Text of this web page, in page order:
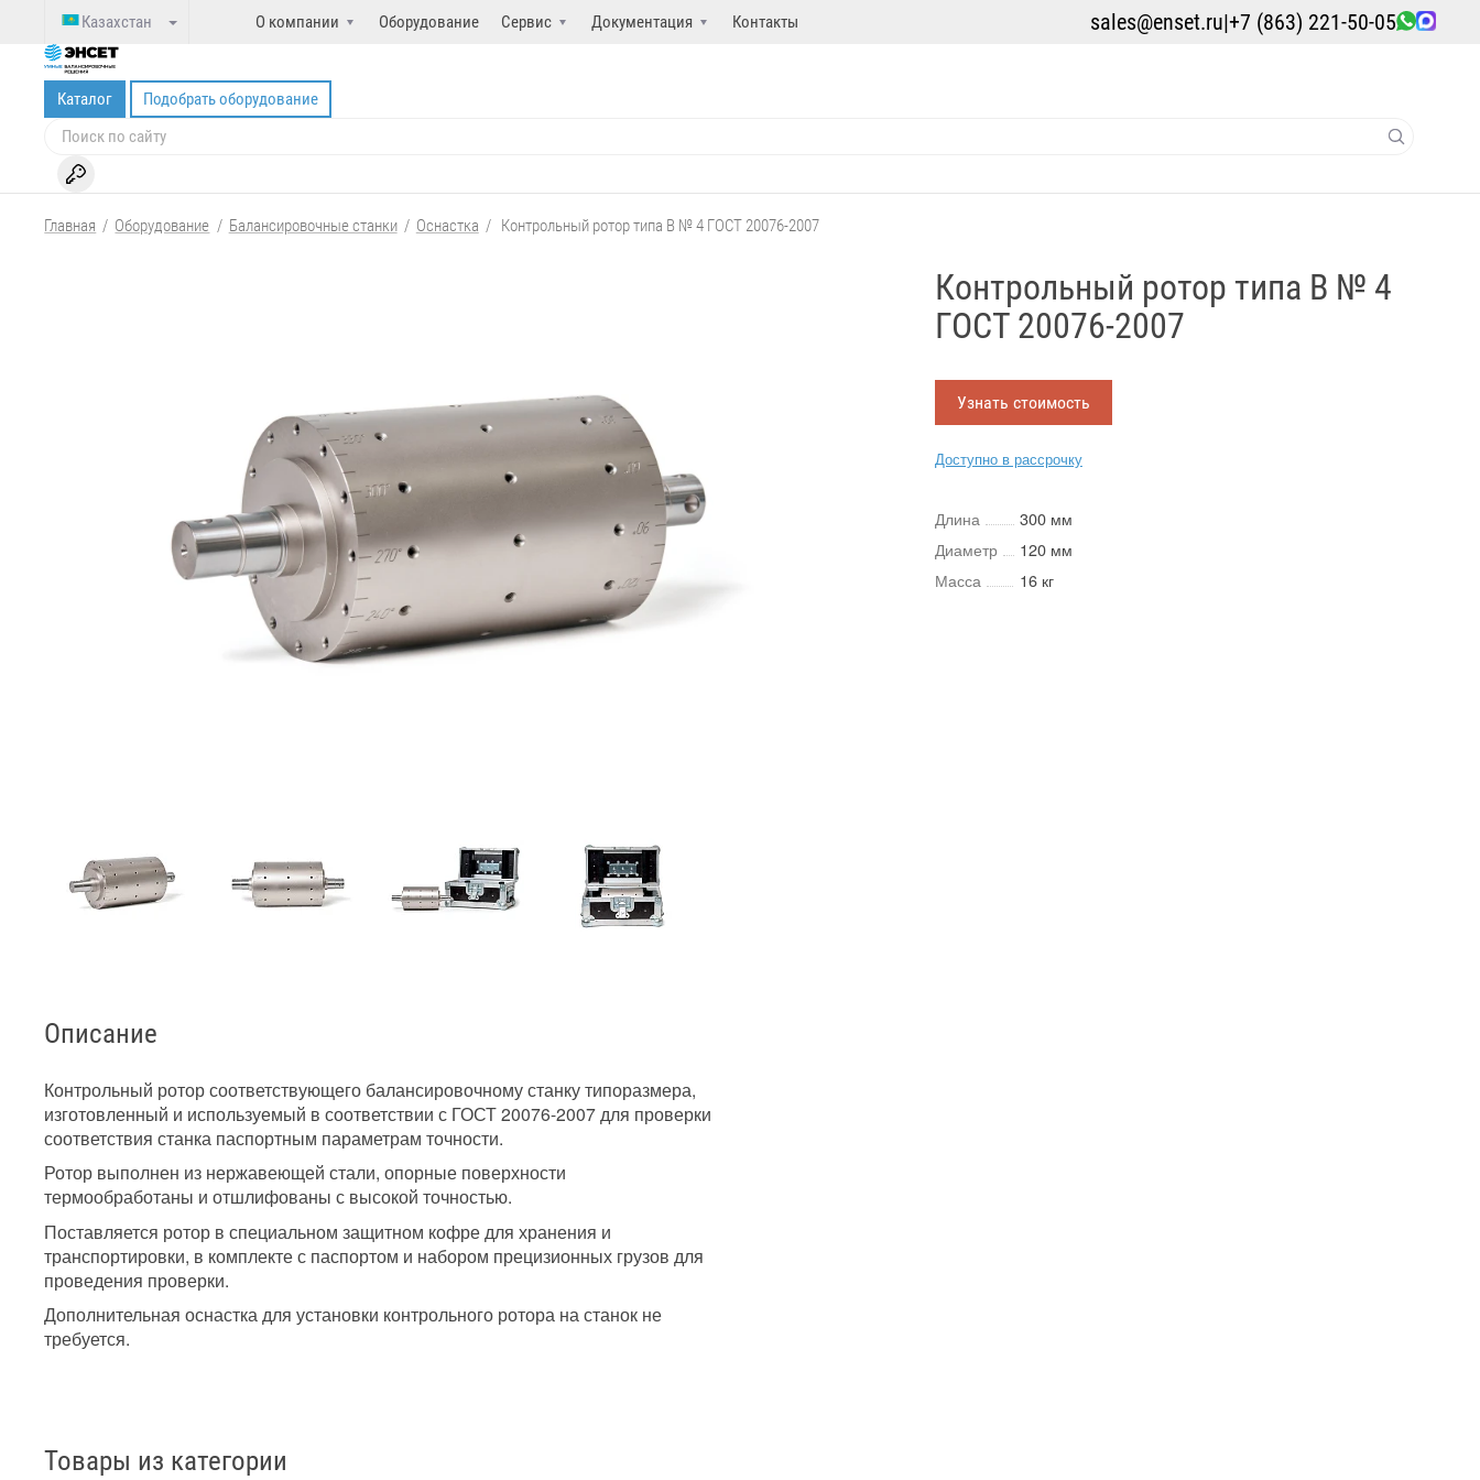
Казахстан О компании Оборудование Сервис Документация Контакты sales@enset.ru|+7 (863) 221-50-05
Каталог Подобрать оборудование
Главная / Оборудование / Балансировочные станки / Оснастка / Контрольный ротор типа B № 4 ГОСТ 20076-2007
Контрольный ротор типа B № 4
ГОСТ 20076-2007
Узнать стоимость
Доступно в рассрочку
Длина
300 мм
Диаметр
120 мм
Масса
16 кг
Описание
Контрольный ротор соответствующего балансировочному станку типоразмера,
изготовленный и используемый в соответствии с ГОСТ 20076-2007 для проверки
соответствия станка паспортным параметрам точности.
Ротор выполнен из нержавеющей стали, опорные поверхности
термообработаны и отшлифованы с высокой точностью.
Поставляется ротор в специальном защитном кофре для хранения и
транспортировки, в комплекте с паспортом и набором прецизионных грузов для
проведения проверки.
Дополнительная оснастка для установки контрольного ротора на станок не
требуется.
Товары из категории